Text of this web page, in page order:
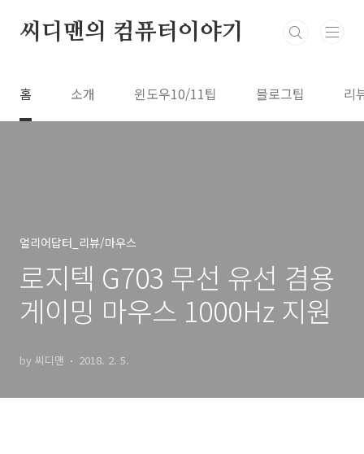
씨디맨의 컴퓨터이야기
홈 소개 윈도우10/11팁 블로그팁 리
얼리어답터_리뷰/마우스
로지텍 G703 무선 유선 겸용
게이밍 마우스 1000Hz 지원
by 씨디맨 2018. 2. 5.